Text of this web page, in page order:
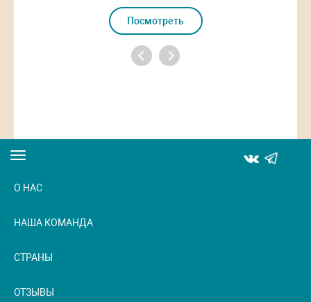
Посмотреть
Toggle
О НАС
НАША КОМАНДА
СТРАНЫ
ОТЗЫВЫ